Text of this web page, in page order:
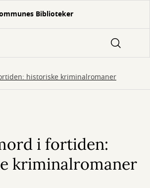
Biblioteker
historiske kriminalromaner
i fortiden:
kriminalromaner